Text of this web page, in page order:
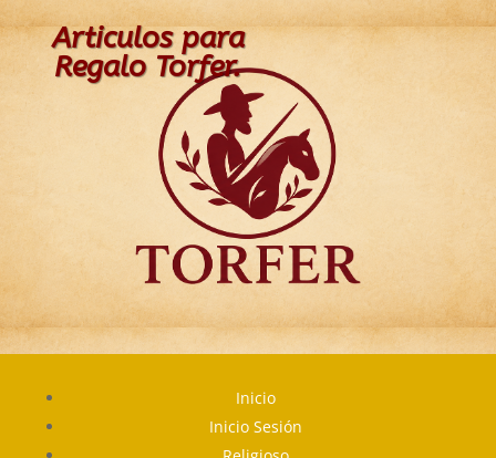
Articulos para
Regalo Torfer.
Inicio
Inicio Sesión